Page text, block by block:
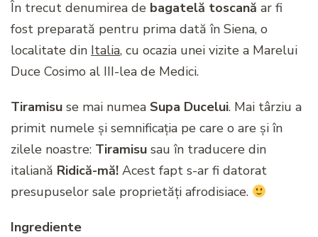
În trecut denumirea de bagatelă toscană ar fi
fost preparată pentru prima dată în Siena, o
localitate din Italia, cu ocazia unei vizite a Marelui
Duce Cosimo al III-lea de Medici.
Tiramisu se mai numea Supa Ducelui. Mai târziu a
primit numele și semnificația pe care o are și în
zilele noastre: Tiramisu sau în traducere din
italiană Ridică-mă! Acest fapt s-ar fi datorat
presupuselor sale proprietăți afrodisiace.
Ingrediente